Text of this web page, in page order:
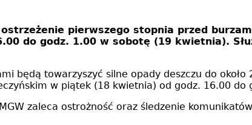
pierwszego stopnia przed
do godz. 1.00 w sobotę (19 kwietnia).
będą towarzyszyć silne opady deszczu do
w piątek (18 kwietnia) od godz. 16.00 do
zaleca ostrożność oraz śledzenie